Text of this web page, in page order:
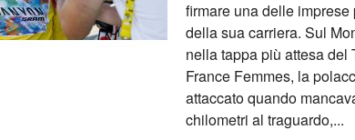
firmare una delle
della sua carriera. Sul
nella tappa più attesa del
France Femmes, la
attaccato quando
chilometri al traguardo,...